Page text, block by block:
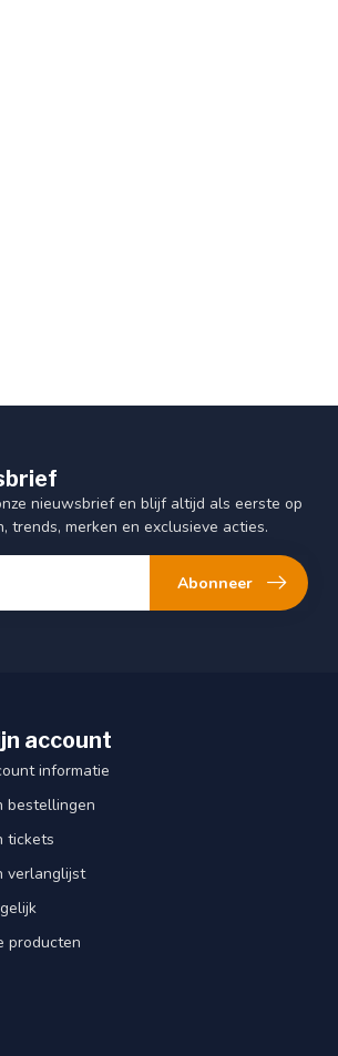
nieuwsbrief en blijf altijd als eerste op
trends, merken en exclusieve acties.
Abonneer
account
informatie
bestellingen
tickets
verlanglijst
producten